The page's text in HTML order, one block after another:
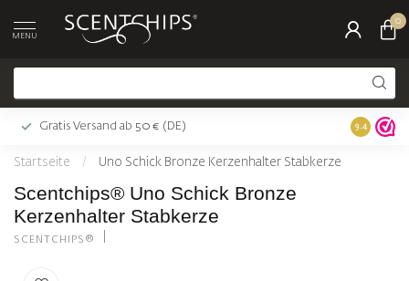
MENU
0
Gratis Versand ab 50 € (DE) 9.4
Startseite / Uno Schick Bronze Kerzenhalter Stabkerze
Scentchips® Uno Schick Bronze
Kerzenhalter Stabkerze
SCENTCHIPS®